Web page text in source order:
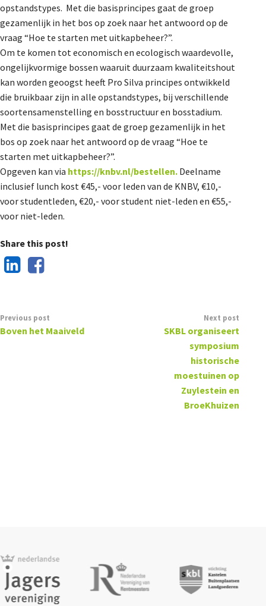
opstandstypes. Met die basisprincipes gaat de groep
gezamenlijk in het bos op zoek naar het antwoord op de
vraag “Hoe te starten met uitkapbeheer?”.
Om te komen tot economisch en ecologisch waardevolle,
ongelijkvormige bossen waaruit duurzaam kwaliteitshout
kan worden geoogst heeft Pro Silva principes ontwikkeld
die bruikbaar zijn in alle opstandstypes, bij verschillende
soortensamenstelling en bosstructuur en bosstadium.
Met die basisprincipes gaat de groep gezamenlijk in het
bos op zoek naar het antwoord op de vraag “Hoe te
starten met uitkapbeheer?”.
Opgeven kan via https://knbv.nl/bestellen. Deelname
inclusief lunch kost €45,- voor leden van de KNBV, €10,-
voor studentleden, €20,- voor student niet-leden en €55,-
voor niet-leden.
Share this post!
Previous post
Boven het Maaiveld
Next post
SKBL organiseert
symposium
historische
moestuinen op
Zuylestein en
BroeKhuizen
Dossiers
De Landeigenaar
Contact